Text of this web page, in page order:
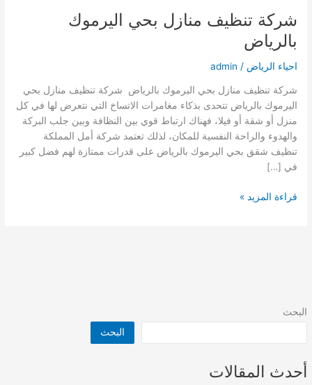
البحث
البحث
أحدث المقالات
شركة تنظيف منازل بحي اليرموك
بالرياض
احياء الرياض /
admin
شركة تنظيف منازل بحي اليرموك بالرياض شركة تنظيف منازل بحي
اليرموك بالرياض تتحدى بذكاء مغامرات الاتساخ التي نتعرض لها في كل
منزل أو شقة أو فيلا، فهناك ارتباط قوي بين النظافة وبين جلب البركة
والهدوء والراحة النفسية للمكان، لذلك تعتمد شركة أمل المملكة
تنظيف شقق بحي اليرموك بالرياض على قدرات ممتازة لهم فضل كبير
في […]
شركة
قراءة المزيد »